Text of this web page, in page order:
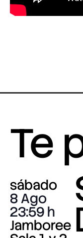
Te
sábado
8 Ago
23:59
Jamboree